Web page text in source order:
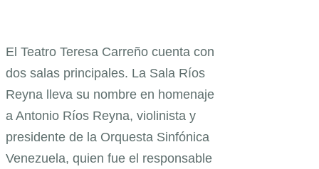
El Teatro Teresa Carreño cuenta con
dos salas principales. La Sala Ríos
Reyna lleva su nombre en homenaje
a Antonio Ríos Reyna, violinista y
presidente de la Orquesta Sinfónica
Venezuela, quien fue el responsable